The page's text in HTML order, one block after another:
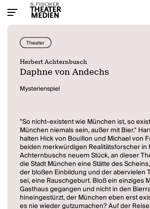
Theater
Herbert Achternbusch
Daphne von Andechs
Mysterienspiel
"So nicht-existent wie München ist, so
München niemals sein, außer mit Bier."
halten Hick von Bouillon und Michael von
beiden merkwürdigen Realitätsforscher in
Achternbuschs neuem Stück, an dieser
die Stadt München eine Stätte des
der bloßen Einbildung und der abervielen
sei, eine Rauschgeburt. Bloß ein einziges
Gasthaus gegangen und nicht in den
hineingestürzt, der München eben erst
es nie wieder gutzumachen? Auf der